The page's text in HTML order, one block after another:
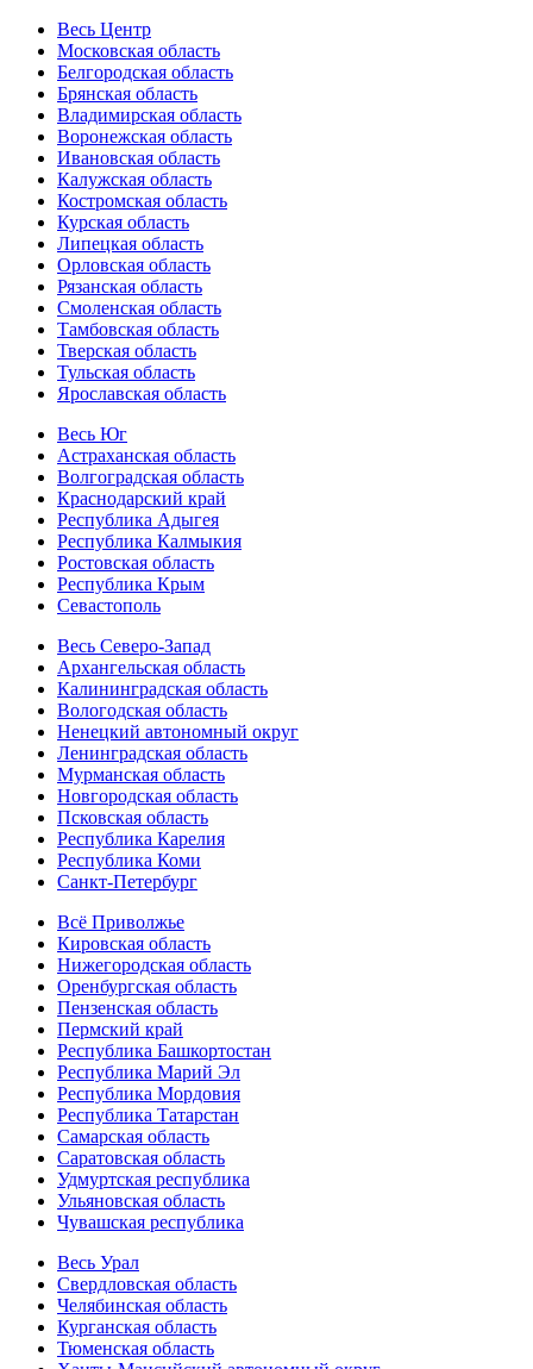
Весь Центр
Московская область
Белгородская область
Брянская область
Владимирская область
Воронежская область
Ивановская область
Калужская область
Костромская область
Курская область
Липецкая область
Орловская область
Рязанская область
Смоленская область
Тамбовская область
Тверская область
Тульская область
Ярославская область
Весь Юг
Астраханская область
Волгоградская область
Краснодарский край
Республика Адыгея
Республика Калмыкия
Ростовская область
Республика Крым
Севастополь
Весь Северо-Запад
Архангельская область
Калининградская область
Вологодская область
Ненецкий автономный округ
Ленинградская область
Мурманская область
Новгородская область
Псковская область
Республика Карелия
Республика Коми
Санкт-Петербург
Всё Приволжье
Кировская область
Нижегородская область
Оренбургская область
Пензенская область
Пермский край
Республика Башкортостан
Республика Марий Эл
Республика Мордовия
Республика Татарстан
Самарская область
Саратовская область
Удмуртская республика
Ульяновская область
Чувашская республика
Весь Урал
Свердловская область
Челябинская область
Курганская область
Тюменская область